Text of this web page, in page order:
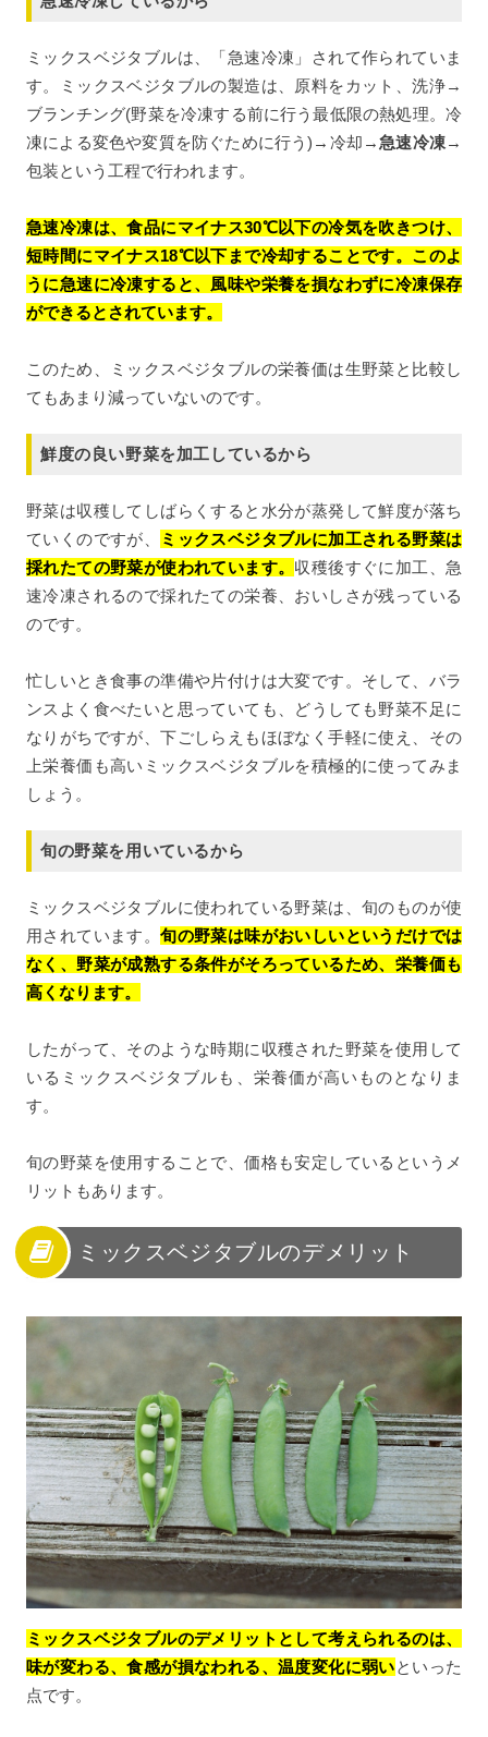
ミックスベジタブルは、「急速冷凍」されて作られていま
す。ミックスベジタブルの製造は、原料をカット、洗浄→
ブランチング(野菜を冷凍する前に行う最低限の熱処理。冷
凍による変色や変質を防ぐために行う)→冷却→急速冷凍→
包装という工程で行われます。
急速冷凍は、食品にマイナス30℃以下の冷気を吹きつけ、
短時間にマイナス18℃以下まで冷却することです。このよ
うに急速に冷凍すると、風味や栄養を損なわずに冷凍保存
ができるとされています。
このため、ミックスベジタブルの栄養価は生野菜と比較し
てもあまり減っていないのです。
鮮度の良い野菜を加工しているから
野菜は収穫してしばらくすると水分が蒸発して鮮度が落ち
ていくのですが、
ミックスベジタブルに加工される野菜は
採れたての野菜が使われています。 収穫後すぐに加工、急
速冷凍されるので採れたての栄養、おいしさが残っている
のです。
忙しいとき食事の準備や片付けは大変です。そして、バラ
ンスよく食べたいと思っていても、どうしても野菜不足に
なりがちですが、下ごしらえもほぼなく手軽に使え、その
上栄養価も高いミックスベジタブルを積極的に使ってみま
しょう。
旬の野菜を用いているから
ミックスベジタブルに使われている野菜は、旬のものが使
用されています。旬の野菜は味がおいしいというだけでは
なく、野菜が成熟する条件がそろっているため、栄養価も
高くなります。
したがって、そのような時期に収穫された野菜を使用して
いるミックスベジタブルも、栄養価が高いものとなりま
す。
旬の野菜を使用することで、価格も安定しているというメ
リットもあります。
ミックスベジタブルのデメリット
ミックスベジタブルのデメリットとして考えられるのは、
味が変わる、食感が損なわれる、温度変化に弱いといった
点です。